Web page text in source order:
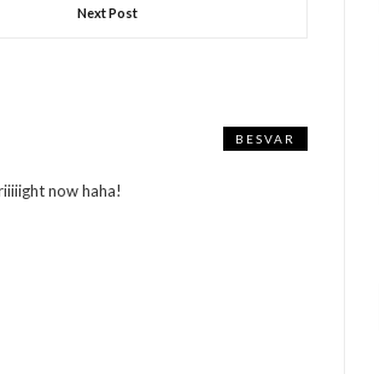
Next Post
now haha!
BESVAR